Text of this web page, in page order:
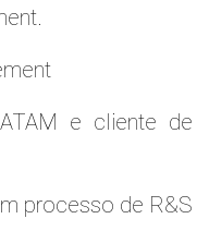
e cliente de
processo de R&S